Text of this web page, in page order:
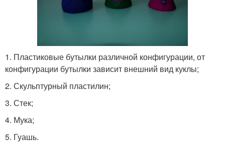
1. Пластиковые бутылки различной конфигурации, от
конфигурации бутылки зависит внешний вид куклы;
2. Скульптурный пластилин;
3. Стек;
4. Мука;
5. Гуашь.